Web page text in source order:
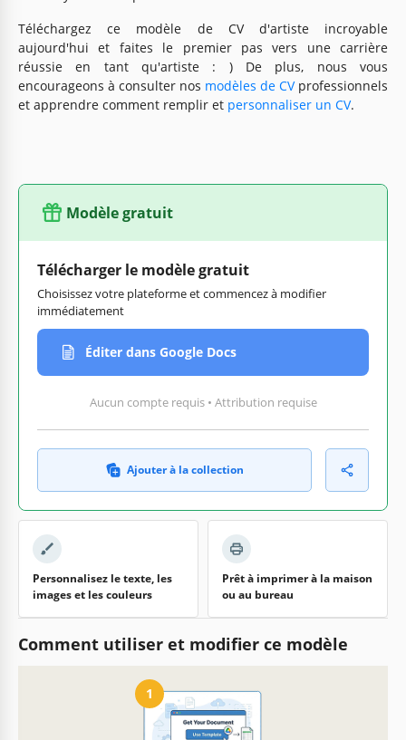
Téléchargez ce modèle de CV d'artiste incroyable
aujourd'hui et faites le premier pas vers une carrière
réussie en tant qu'artiste : ) De plus, nous vous
encourageons à consulter nos modèles de CVprofessionnels
et apprendre comment remplir et personnaliser un CV.
Modèle gratuit
Télécharger le modèle gratuit
Choisissez votre plateforme et commencez à modifier
immédiatement
Éditer dans Google Docs
Aucun compte requis • Attribution requise
Ajouter à la collection
Personnalisez le texte, les
images et les couleurs
Prêt à imprimer à la maison
ou au bureau
Comment utiliser et modifier ce modèle
1